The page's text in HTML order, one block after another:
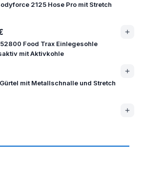
2125 Hose Pro mit Stretch
Food Trax Einlegesohle
mit Aktivkohle
mit Metallschnalle und Stretch